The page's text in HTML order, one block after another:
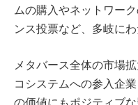
ムの購入やネットワー
ンス投票など、多岐に
メタバース全体の市場
コシステムへの参入企